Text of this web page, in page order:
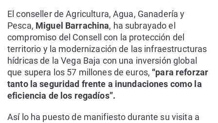
El conseller de Agricultura, Agua, Ganadería y
Pesca, Miguel Barrachina, ha subrayado el
compromiso del Consell con la protección del
territorio y la modernización de las infraestructuras
hídricas de la Vega Baja con una inversión global
que supera los 57 millones de euros, “para reforzar
tanto la seguridad frente a inundaciones como la
eficiencia de los regadíos”.
Así lo ha puesto de manifiesto durante su visita a